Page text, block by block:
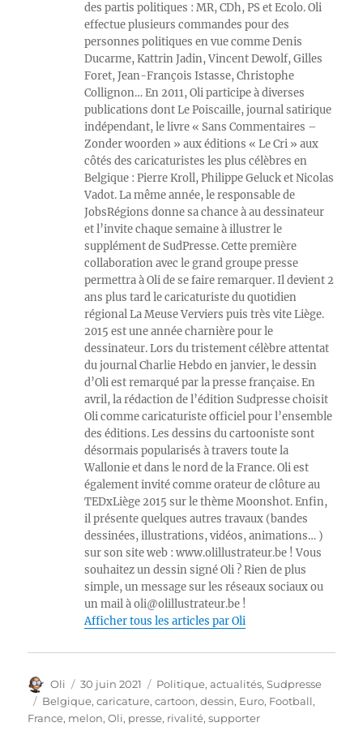
des partis politiques : MR, CDh, PS et Ecolo. Oli
effectue plusieurs commandes pour des
personnes politiques en vue comme Denis
Ducarme, Kattrin Jadin, Vincent Dewolf, Gilles
Foret, Jean-François Istasse, Christophe
Collignon… En 2011, Oli participe à diverses
publications dont Le Poiscaille, journal satirique
indépendant, le livre « Sans Commentaires –
Zonder woorden » aux éditions « Le Cri » aux
côtés des caricaturistes les plus célèbres en
Belgique : Pierre Kroll, Philippe Geluck et Nicolas
Vadot. La même année, le responsable de
JobsRégions donne sa chance à au dessinateur
et l’invite chaque semaine à illustrer le
supplément de SudPresse. Cette première
collaboration avec le grand groupe presse
permettra à Oli de se faire remarquer. Il devient 2
ans plus tard le caricaturiste du quotidien
régional La Meuse Verviers puis très vite Liège.
2015 est une année charnière pour le
dessinateur. Lors du tristement célèbre attentat
du journal Charlie Hebdo en janvier, le dessin
d’Oli est remarqué par la presse française. En
avril, la rédaction de l’édition Sudpresse choisit
Oli comme caricaturiste officiel pour l’ensemble
des éditions. Les dessins du cartooniste sont
désormais popularisés à travers toute la
Wallonie et dans le nord de la France. Oli est
également invité comme orateur de clôture au
TEDxLiège 2015 sur le thème Moonshot. Enfin,
il présente quelques autres travaux (bandes
dessinées, illustrations, vidéos, animations… )
sur son site web : www.olillustrateur.be ! Vous
souhaitez un dessin signé Oli ? Rien de plus
simple, un message sur les réseaux sociaux ou
un mail à oli@olillustrateur.be !
Afficher tous les articles par Oli
Auteur
Oli
Publié
le
30 juin 2021 Catégories
Politique, actualités,Sudpresse
Étiquettes
Belgique,caricature,cartoon,dessin, Euro, Football,
France, melon,Oli, presse, rivalité,supporter